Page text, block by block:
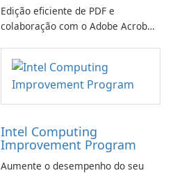
Edição eficiente de PDF e
colaboração com o Adobe Acrobat
Intel Computing
Improvement Program
Aumente o desempenho do seu